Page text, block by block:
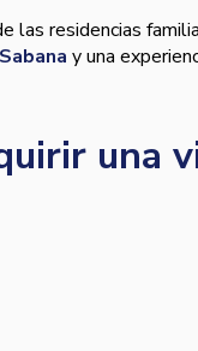
las residencias
y una
una